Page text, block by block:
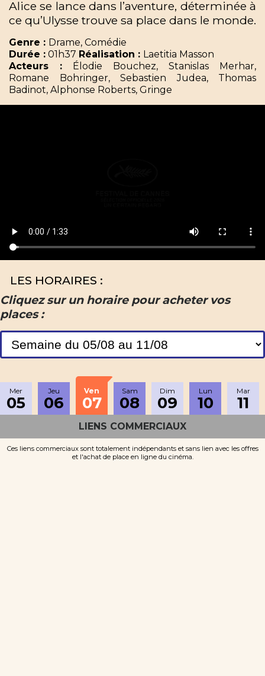
Alice se lance dans l’aventure, déterminée à
ce qu’Ulysse trouve sa place dans le monde.
Genre : Drame, Comédie
Durée : 01h37 Réalisation : Laetitia Masson
Acteurs : Élodie Bouchez, Stanislas Merhar,
Romane Bohringer, Sebastien Judea, Thomas
Badinot, Alphonse Roberts, Gringe
LES HORAIRES :
Cliquez sur un horaire pour acheter vos
places :
Mer
05
Jeu
06
Ven
07
Sam
08
Dim
09
Lun
10
Mar
11
LIENS COMMERCIAUX
Ces liens commerciaux sont totalement indépendants et sans lien avec les offres
et l'achat de place en ligne du cinéma.